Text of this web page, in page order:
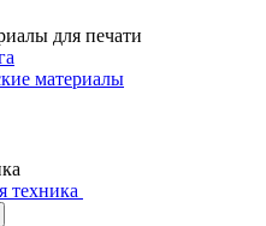
для печати
материалы
техника